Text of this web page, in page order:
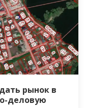
рынок в
деловую